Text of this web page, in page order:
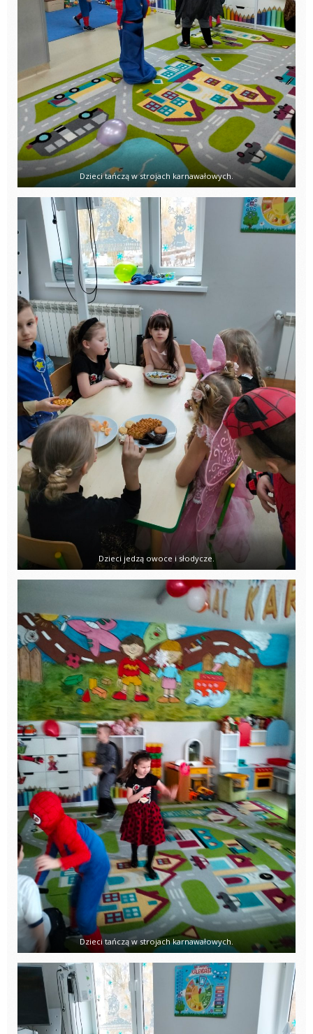
Dzieci tańczą w strojach karnawałowych.
Dzieci jedzą owoce i słodycze.
Dzieci tańczą w strojach karnawałowych.